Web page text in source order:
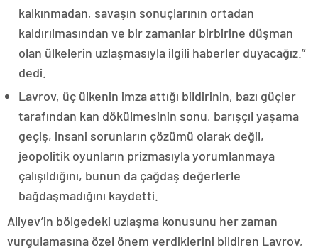
kalkınmadan, savaşın sonuçlarının ortadan
kaldırılmasından ve bir zamanlar birbirine düşman
olan ülkelerin uzlaşmasıyla ilgili haberler duyacağız.”
dedi.
Lavrov, üç ülkenin imza attığı bildirinin, bazı güçler
tarafından kan dökülmesinin sonu, barışçıl yaşama
geçiş, insani sorunların çözümü olarak değil,
jeopolitik oyunların prizmasıyla yorumlanmaya
çalışıldığını, bunun da çağdaş değerlerle
bağdaşmadığını kaydetti.
Aliyev’in bölgedeki uzlaşma konusunu her zaman
vurgulamasına özel önem verdiklerini bildiren Lavrov,